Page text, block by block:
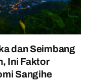
dan Seimbang
Ini Faktor
Sangihe